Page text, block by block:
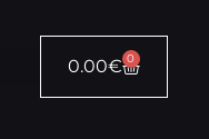
0.00€ 0